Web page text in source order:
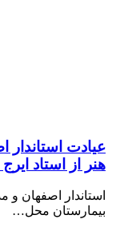
عیادت استاندار
هنر از استاد
استاندار اصفهان و
بيمارستان محل…